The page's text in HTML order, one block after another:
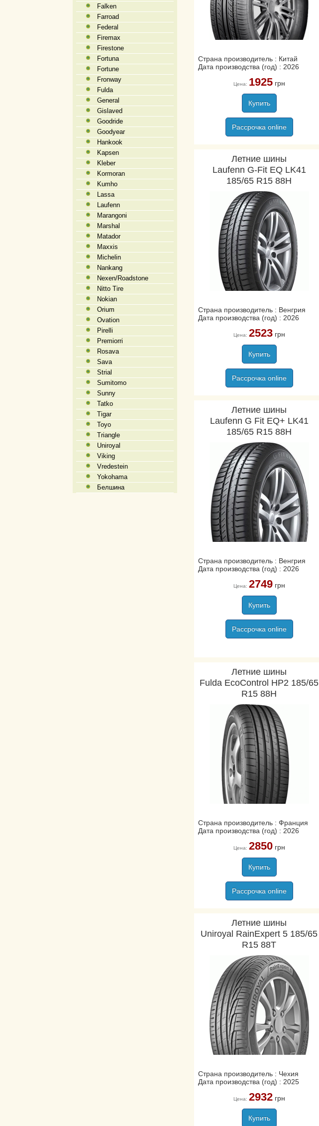
Falken
Farroad
Federal
Firemax
Firestone
Fortuna
Fortune
Fronway
Fulda
General
Gislaved
Goodride
Goodyear
Hankook
Kapsen
Kleber
Kormoran
Kumho
Lassa
Laufenn
Marangoni
Marshal
Matador
Maxxis
Michelin
Nankang
Nexen/Roadstone
Nitto Tire
Nokian
Orium
Ovation
Pirelli
Premiorri
Rosava
Sava
Strial
Sumitomo
Sunny
Tatko
Tigar
Toyo
Triangle
Uniroyal
Viking
Vredestein
Yokohama
Белшина
Страна производитель : Китай
Дата производства (год) : 2026
Цена: 1925грн
Купить
Рассрочка online
Летние шины
Laufenn G-Fit EQ LK41
185/65 R15 88H
Страна производитель : Венгрия
Дата производства (год) : 2026
Цена: 2523грн
Купить
Рассрочка online
Летние шины
Laufenn G Fit EQ+ LK41
185/65 R15 88H
Страна производитель : Венгрия
Дата производства (год) : 2026
Цена: 2749грн
Купить
Рассрочка online
Летние шины
Fulda EcoControl HP2 185/65
R15 88H
Страна производитель : Франция
Дата производства (год) : 2026
Цена: 2850грн
Купить
Рассрочка online
Летние шины
Uniroyal RainExpert 5 185/65
R15 88T
Страна производитель : Чехия
Дата производства (год) : 2025
Цена: 2932грн
Купить